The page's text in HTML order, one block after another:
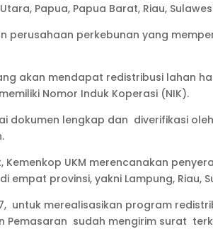
Papua, Papua Barat, Riau,
perusahaan perkebunan yang
akan mendapat redistribusi lahan
Nomor Induk Koperasi (NIK).
dokumen lengkap dan diverifikasi
Kemenkop UKM merencanakan
empat provinsi, yakni Lampung,
untuk merealisasikan program
Pemasaran sudah mengirim surat